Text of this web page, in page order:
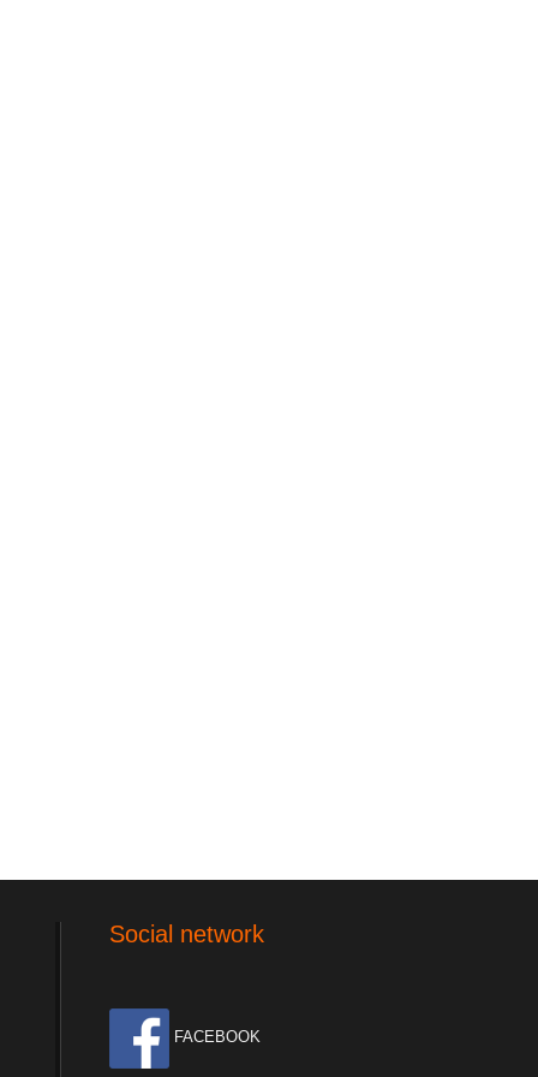
Social network
FACEBOOK